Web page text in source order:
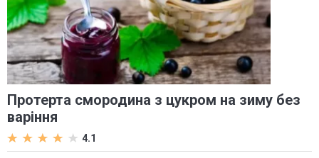
Протерта смородина з цукром на зиму без
варіння
4.1